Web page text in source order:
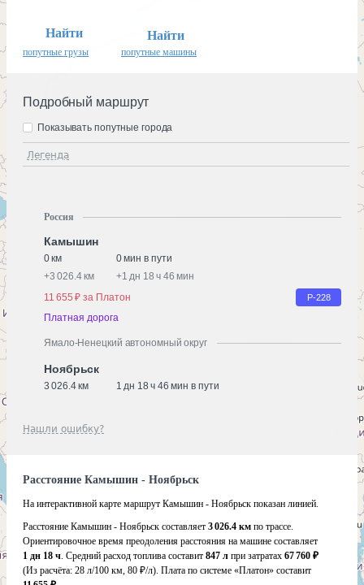
Найти
попутные грузы
Найти
попутные машины
Подробный маршрут
Легенда
Показывать попутные города
Россия
Камышин
0 км
0 мин в пути
+3 026.4 км +1 дн 18 ч 46 мин
11 655 ₽ за Платон
Р-228
Платная дорога
Ямало-Ненецкий автономный округ
Ноябрьск
3 026.4 км 1 дн 18 ч 46 мин в пути
Нашли ошибку?
Расстояние Камышин - Ноябрьск
На интерактивной карте маршрут Камышин - Ноябрьск показан линией.
Расстояние Камышин - Ноябрьск составляет 3 026.4 км по трассе.
Ориентировочное время преодоления расстояния на машине составляет
1 дн 18 ч. Средний расход топлива составит 847 л при затратах 67 760 ₽
(Из расчёта: 28 л/100 км, 80 ₽/л). Плата по системе «Платон» составит